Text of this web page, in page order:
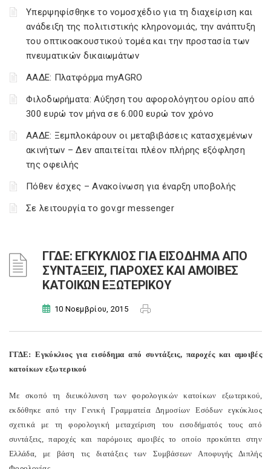
Υπερψηφίσθηκε το νομοσχέδιο για τη διαχείριση και
ανάδειξη της πολιτιστικής κληρονομιάς, την ανάπτυξη
του οπτικοακουστικού τομέα και την προστασία των
πνευματικών δικαιωμάτων
ΑΑΔΕ: Πλατφόρμα myAGRO
Φιλοδωρήματα: Αύξηση του αφορολόγητου ορίου από
300 ευρώ τον μήνα σε 6.000 ευρώ τον χρόνο
ΑΑΔΕ: Ξεμπλοκάρουν οι μεταβιβάσεις κατασχεμένων
ακινήτων – Δεν απαιτείται πλέον πλήρης εξόφληση
της οφειλής
Πόθεν έσχες – Ανακοίνωση για έναρξη υποβολής
Σε λειτουργία το gov.gr messenger
ΓΓΔΕ: ΕΓΚΥΚΛΙΟΣ ΓΙΑ ΕΙΣΟΔΗΜΑ ΑΠΟ
ΣΥΝΤΑΞΕΙΣ, ΠΑΡΟΧΕΣ ΚΑΙ ΑΜΟΙΒΕΣ
ΚΑΤΟΙΚΩΝ ΕΞΩΤΕΡΙΚΟΥ
10 Νοεμβρίου, 2015
ΓΓΔΕ: Εγκύκλιος για εισόδημα από συντάξεις, παροχές και αμοιβές
κατοίκων εξωτερικού
Με σκοπό τη διευκόλυνση των φορολογικών κατοίκων εξωτερικού,
εκδόθηκε από την Γενική Γραμματεία Δημοσίων Εσόδων εγκύκλιος
σχετικά με τη φορολογική μεταχείριση του εισοδήματός τους από
συντάξεις, παροχές και παρόμοιες αμοιβές το οποίο προκύπτει στην
Ελλάδα, με βάση τις διατάξεις των Συμβάσεων Αποφυγής Διπλής